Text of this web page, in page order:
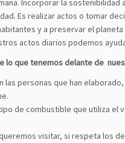
Incorporar la
Es realizar actos o tomar
y a preservar el
actos diarios podemos
lo que tenemos delante de
las personas que han
de combustible que utiliza el
visitar, si respeta los